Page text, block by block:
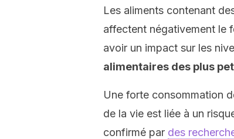
Les aliments contenant
affectent négativement le
avoir un impact sur les
alimentaires des plus
Une forte consommation
de la vie est liée à un
confirmé par des